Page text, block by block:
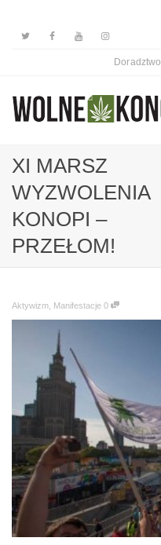
Doradztwo
XI MARSZ
WYZWOLENIA
KONOPI –
PRZEŁOM!
Aktywizm Manifestacje 0